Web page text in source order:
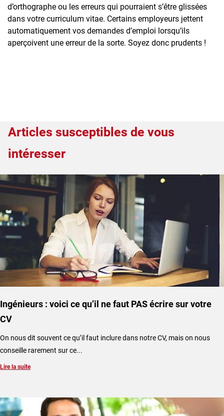
d’orthographe ou les erreurs qui pourraient s’être glissées
dans votre curriculum vitae. Certains employeurs jettent
automatiquement vos demandes d’emploi lorsqu’ils
aperçoivent une erreur de la sorte. Soyez donc prudents !
Articles susceptibles de vous
intéresser
Ingénieurs : voici ce qu’il ne faut PAS écrire sur votre
CV
On nous dit souvent ce qu’il faut inclure dans notre CV, mais on nous
conseille rarement sur ce...
Lire la suite